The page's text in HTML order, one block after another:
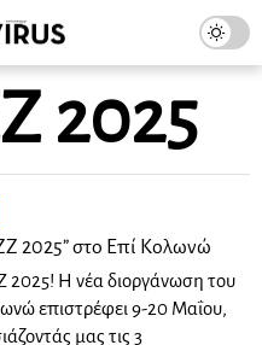
2025
2025” στο Επί Κολωνώ
2025! Η νέα διοργάνωση του
επιστρέφει 9-20 Μαΐου,
μας τις 3